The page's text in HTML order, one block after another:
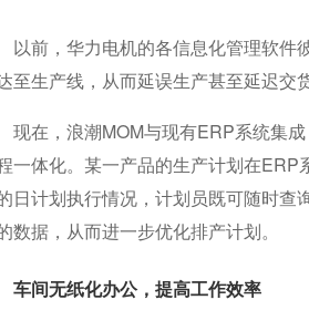
前，华力电机的各信息化管理软件
至生产线，从而延误生产甚至延迟交货
在，浪潮MOM与现有ERP系统集成
一体化。某一产品的生产计划在
日计划执行情况，计划员既可随时
数据，从而进一步优化排产计划。
间无纸化办公，提高工作效率